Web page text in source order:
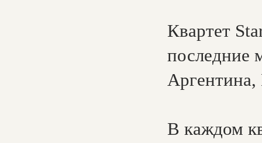
Квартет
последние
В каждом